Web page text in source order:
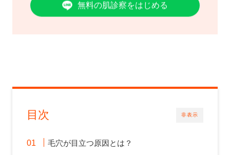
無料の肌診察をはじめる
非表示
目次
毛穴が目立つ原因とは？